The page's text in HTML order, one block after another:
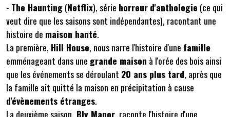
- The Haunting(Netflix), série horreurd'anthologie (ce qui
veut dire que les saisons sont indépendantes), racontant une
histoire de maison hanté.
La première, Hill House, nous narre l'histoire d'une famille
emménageant dans une grande maison à l'orée des bois ainsi
que les événements se déroulant 20 ans plus tard, après que
la famille ait quitté la maison en précipitation à cause
d'évènements étranges.
La deuxième saison, Bly Manor, raconte l'histoire d'une